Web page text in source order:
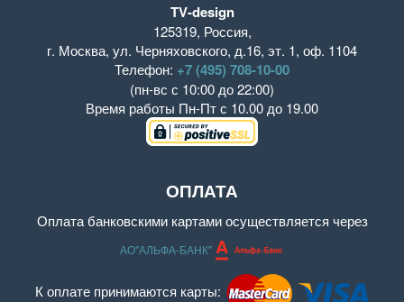
TV-design
125319, Россия,
г. Москва, ул. Черняховского, д.16, эт. 1, оф. 1104
Телефон: +7 (495) 708-10-00
(пн-вс с 10:00 до 22:00)
Время работы Пн-Пт с 10.00 до 19.00
ОПЛАТА
Оплата банковскими картами осуществляется через
АО"АЛЬФА-БАНК"
К оплате принимаются карты: